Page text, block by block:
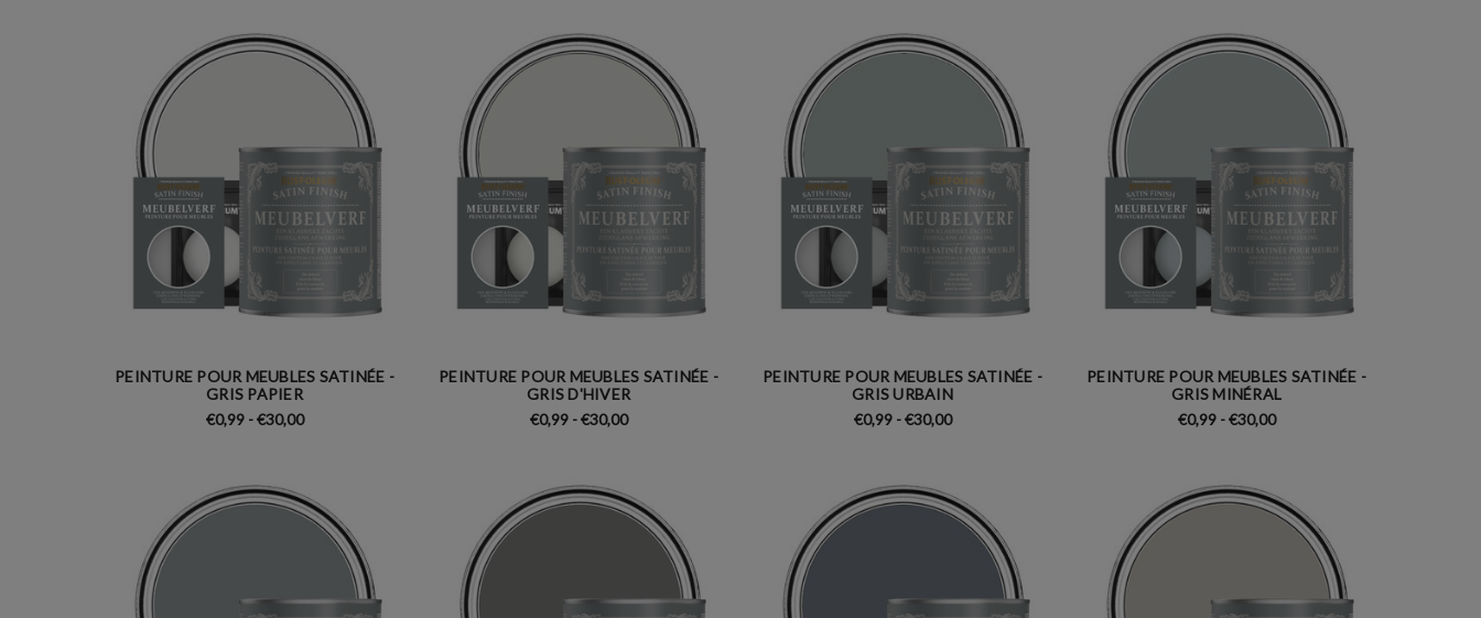
PEINTURE POUR MEUBLES SATINÉE -
GRIS PAPIER
€0,99 - €30,00
PEINTURE POUR MEUBLES SATINÉE -
GRIS D'HIVER
€0,99 - €30,00
PEINTURE POUR MEUBLES SATINÉE -
GRIS URBAIN
€0,99 - €30,00
PEINTURE POUR MEUBLES SATINÉE -
GRIS MINÉRAL
€0,99 - €30,00